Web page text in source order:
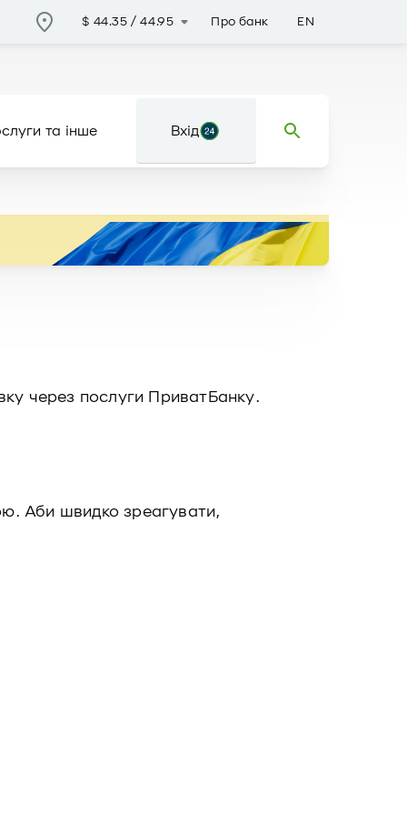
$ 44.35 /44.95 Про банк EN
та інше Вхід
через послуги ПриватБанку.
Аби швидко зреагувати,